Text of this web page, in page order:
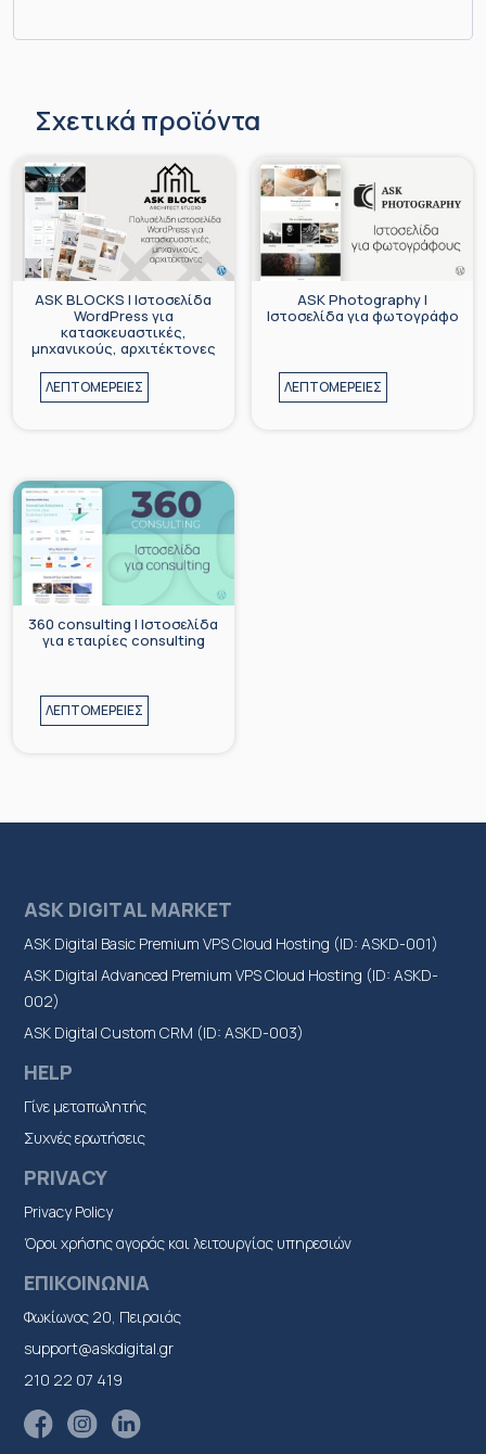
Σχετικά προϊόντα
ASK BLOCKS | Ιστοσελίδα
WordPress για
κατασκευαστικές,
μηχανικούς, αρχιτέκτονες
ΛΕΠΤΟΜΕΡΕΙΕΣ
ASK Photography |
Iστοσελίδα για φωτογράφο
ΛΕΠΤΟΜΕΡΕΙΕΣ
360 consulting | Ιστοσελίδα
για εταιρίες consulting
ΛΕΠΤΟΜΕΡΕΙΕΣ
ASK DIGITAL MARKET
ASK Digital Basic Premium VPS Cloud Hosting (ID: ASKD-001)
ASK Digital Advanced Premium VPS Cloud Hosting (ID: ASKD-
002)
ASK Digital Custom CRM (ID: ASKD-003)
HELP
Γίνε μεταπωλητής
Συχνές ερωτήσεις
PRIVACY
Privacy Policy
Όροι χρήσης αγοράς και λειτουργίας υπηρεσιών
ΕΠΙΚΟΙΝΩΝΙΑ
Φωκίωνος 20, Πειραιάς
support@askdigital.gr
210 22 07 419